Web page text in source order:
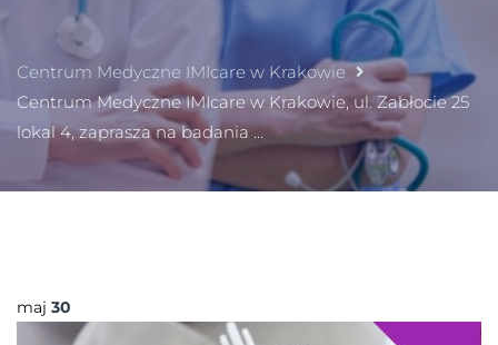
Centrum Medyczne IMIcare w Krakowie
Centrum Medyczne IMIcare w Krakowie, ul. Zabłocie 25
lokal 4, zaprasza na badania …
maj 30